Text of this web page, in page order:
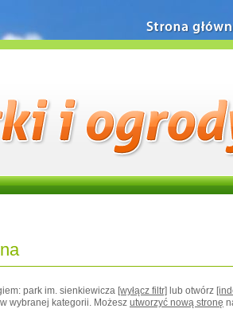
park im. sienkiewicza [wyłącz filtr] lub otwórz
wybranej kategorii. Możesz utworzyć nową stronę
Strona główna